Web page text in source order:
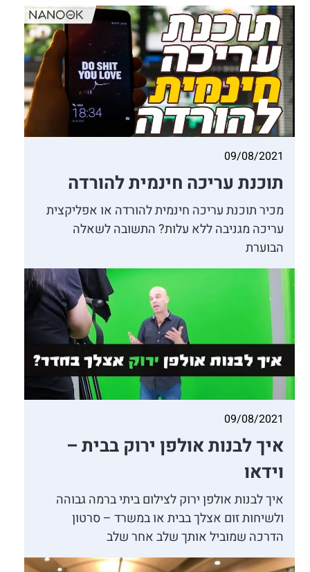
09/08/2021
תוכנת עריכה חינמית להורדה
מכיר תוכנת עריכה חינמית להורדה או אפליקצית
עריכה מגניבה ללא עלות? התשובה לשאלה
הבוערת
09/08/2021
איך לבנות אולפן ירוק בבית –
וידאו
איך לבנות אולפן ירוק לצילום ביתי ברמה גבוהה
ולשיחות זום אצלך בבית או במשרד – סרטון
הדרכה שמוביל אותך שלב אחר שלב